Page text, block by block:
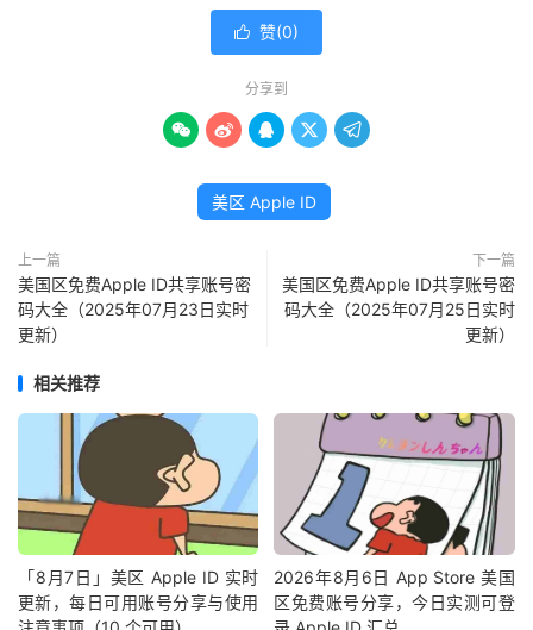
 赞(0)
分享到
    
美区 Apple ID
上一篇
美国区免费Apple ID共享账号密
码大全（2025年07月23日实时
更新）
下一篇
美国区免费Apple ID共享账号密
码大全（2025年07月25日实时
更新）
相关推荐
「8月7日」美区 Apple ID 实时
更新，每日可用账号分享与使用
2026年8月6日 App Store 美国
区免费账号分享，今日实测可登